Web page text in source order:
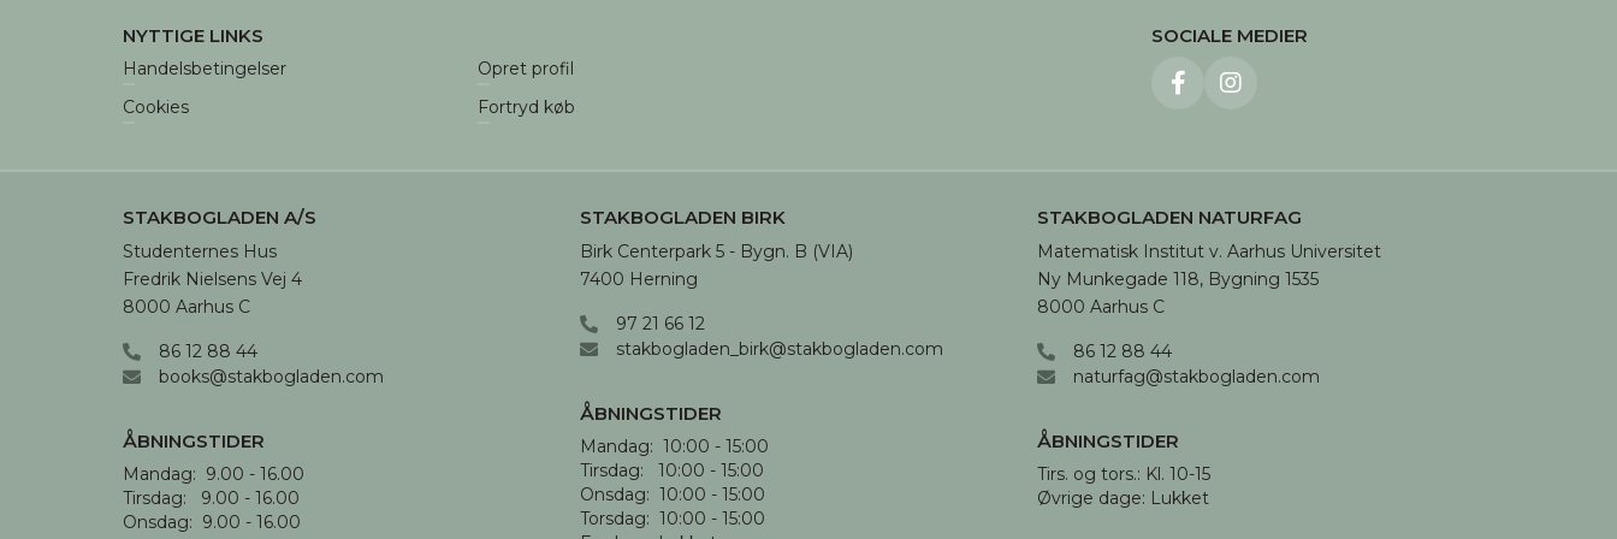
NYTTIGE LINKS
Handelsbetingelser
Cookies
Opret profil
Fortryd køb
SOCIALE MEDIER
STAKBOGLADEN A/S
Studenternes Hus
Fredrik Nielsens Vej 4
8000 Aarhus C
86 12 88 44
books@stakbogladen.com
ÅBNINGSTIDER
Mandag:  9.00 - 16.00
Tirsdag:   9.00 - 16.00
Onsdag:  9.00 - 16.00
STAKBOGLADEN BIRK
Birk Centerpark 5 - Bygn. B (VIA)
7400 Herning
97 21 66 12
stakbogladen_birk@stakbogladen.com
ÅBNINGSTIDER
Mandag:  10:00 - 15:00
Tirsdag:   10:00 - 15:00
Onsdag:  10:00 - 15:00
Torsdag:  10:00 - 15:00
STAKBOGLADEN NATURFAG
Matematisk Institut v. Aarhus Universitet
Ny Munkegade 118, Bygning 1535
8000 Aarhus C
86 12 88 44
naturfag@stakbogladen.com
ÅBNINGSTIDER
Tirs. og tors.: Kl. 10-15
Øvrige dage: Lukket